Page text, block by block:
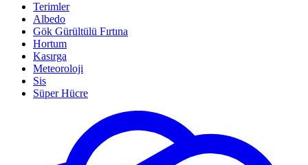
Terimler
Albedo
Gök Gürültülü Fırtına
Hortum
Kasırga
Meteoroloji
Sis
Süper Hücre